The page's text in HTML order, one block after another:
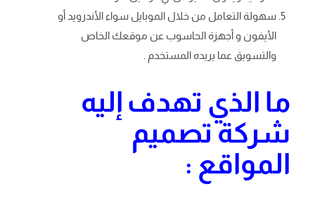
سهولة التعامل من خلال الموبايل سواء الأندرويد أو
الأيفون و أجهزة الحاسوب عن موقعك الخاص
والتسويق عما يريده المستخدم .
ما الذي تهدف إليه
شركة تصميم
المواقع :